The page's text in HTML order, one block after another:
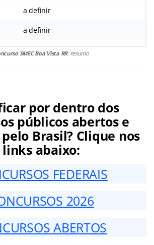
a definir
a definir
SMEC Boa Vista RR: resumo
por dentro dos
públicos abertos e
Brasil? Clique nos
links abaixo:
FEDERAIS
2026
ABERTOS